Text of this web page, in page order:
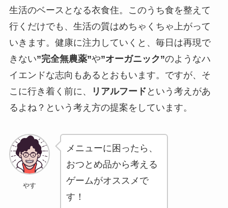
生活のベースとなる衣食住。このうち食を整えて
行くだけでも、生活の質はめちゃくちゃ上がって
いきます。健康に注力していくと、毎日は再現で
きない”完全無農薬”や”オーガニック”のようなハ
イエンドな志向もあるとおもいます。ですが、そ
こに行き着く前に、
リアルフード という考えがあ
るよね？という考え方の提案をしています。
やす
メニューに困ったら、
おつとめ品から考える
ゲームがオススメで
す！